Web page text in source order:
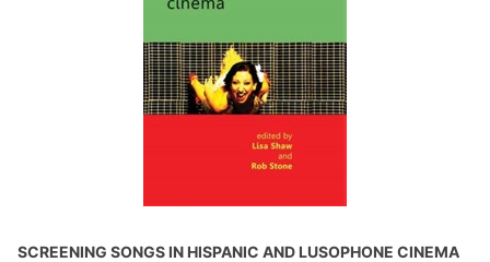
SCREENING SONGS IN HISPANIC AND LUSOPHONE CINEMA